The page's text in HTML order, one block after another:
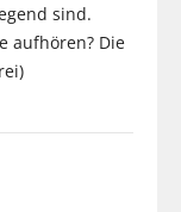
sind.
aufhören? Die